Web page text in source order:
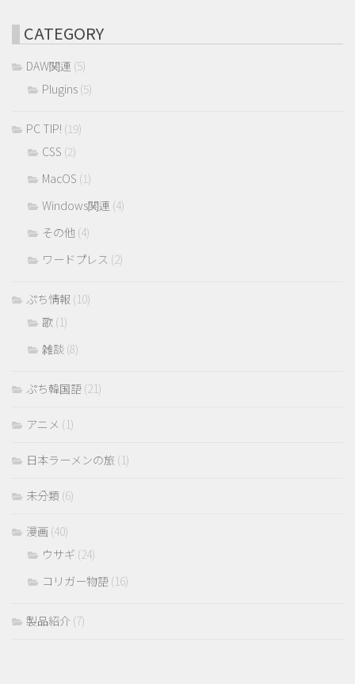
CATEGORY
DAW関連 (5)
Plugins (5)
PC TIP! (19)
CSS (2)
MacOS (1)
Windows関連 (4)
その他 (4)
ワードプレス (2)
ぷち情報 (10)
歌 (1)
雑談 (8)
ぷち韓国語 (21)
アニメ (1)
日本ラーメンの旅 (1)
未分類 (6)
漫画 (40)
ウサギ (24)
コリガー物語 (16)
製品紹介 (7)